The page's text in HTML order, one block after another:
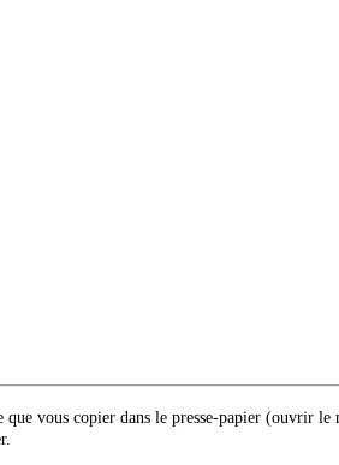
que vous copier dans le presse-papier (ouvrir le